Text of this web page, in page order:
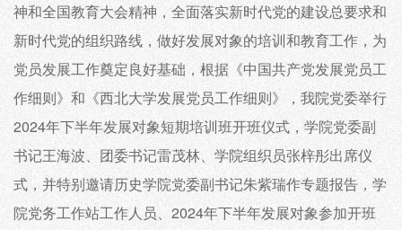
神和全国教育大会精神，全面落实新时代党的建设总要求和
新时代党的组织路线，做好发展对象的培训和教育工作，为
党员发展工作奠定良好基础，根据《中国共产党发展党员工
作细则》和《西北大学发展党员工作细则》，我院党委举行
2024年下半年发展对象短期培训班开班仪式，学院党委副
书记王海波、团委书记雷茂林、学院组织员张梓彤出席仪
式，并特别邀请历史学院党委副书记朱紫瑞作专题报告，学
院党务工作站工作人员、2024年下半年发展对象参加开班